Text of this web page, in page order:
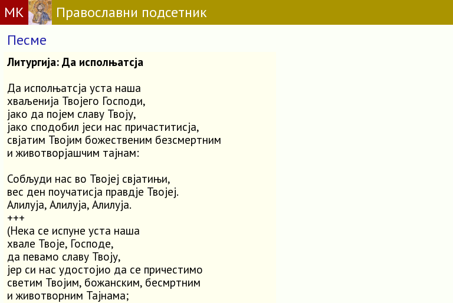
МК
Православни подсетник
Песме
Литургија: Да исполњатсја
Да исполњатсја уста наша
хваљенија Твојего Господи,
јако да појем славу Твоју,
јако сподобил јеси нас причаститисја,
свјатим Твојим божественим безсмертним
и животворјашчим тајнам:
Собљуди нас во Твојеј свјатињи,
вес ден поучатисја правдје Твојеј.
Алилуја, Алилуја, Алилуја.
+++
(Нека се испуне уста наша
хвале Твоје, Господе,
да певамо славу Твоју,
јер си нас удостојио да се причестимо
светим Твојим, божанским, бесмртним
и животворним Тајнама;